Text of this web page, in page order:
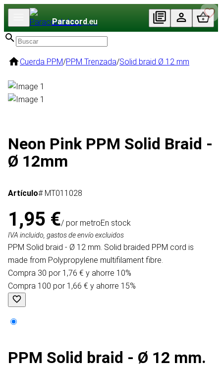
Paracord.eu
Cuerda PPM/PPM Trenzada/Solid braid Ø 12 mm
Neon Pink PPM Solid Braid -
Ø 12mm
Artículo# MT011028
1,95 €/ por metroEn stock
IVA incluido, gastos de envío excluidos
PPM Solid braid - Ø 12 mm. Solid braided PPM cord is
made from Polypropylene multifilament fibre.
Compra 30 por 1,76 € y ahorre 10%
Compra 100 por 1,66 € y ahorre 15%
PPM Solid braid - Ø 12 mm.